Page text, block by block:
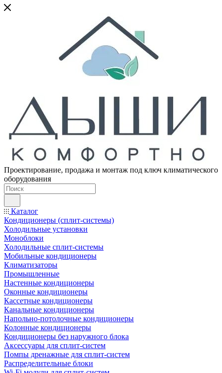
Проектирование, продажа и монтаж под ключ климатического
оборудования
Каталог
Кондиционеры (сплит-системы)
Холодильные установки
Моноблоки
Холодильные сплит-системы
Мобильные кондиционеры
Климатизаторы
Промышленные
Настенные кондиционеры
Оконные кондиционеры
Кассетные кондиционеры
Канальные кондиционеры
Напольно-потолочные кондиционеры
Колонные кондиционеры
Кондиционеры без наружного блока
Аксессуары для сплит-систем
Помпы дренажные для сплит-систем
Распределительные блоки